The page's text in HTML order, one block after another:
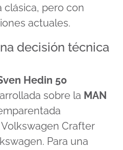
clásica, pero con
actuales.
decisión técnica
Hedin 50
sobre la MAN
Crafter
Para una